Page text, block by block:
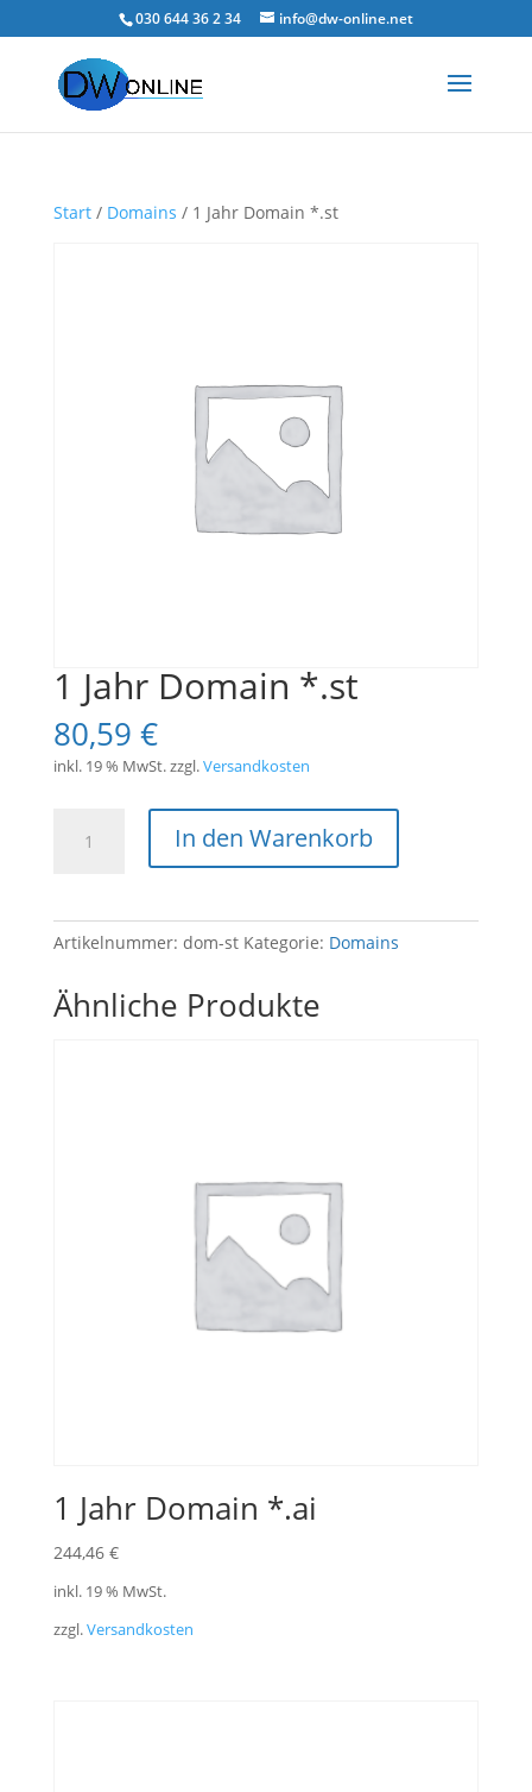
030 644 36 2 34 info@dw-online.net
Start/ Domains / 1 Jahr Domain *.st
1 Jahr Domain *.st
80,59 €
inkl. 19 % MwSt.zzgl.Versandkosten
Menge
In den Warenkorb
Artikelnummer: dom-st Kategorie: Domains
Ähnliche Produkte
1 Jahr Domain *.ai
244,46 €
inkl. 19 % MwSt.
zzgl.Versandkosten